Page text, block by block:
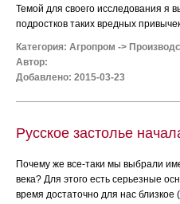
Темой для своего исследования я
подростков таких вредных
Категория: Агропром ->
Автор:
Добавлено: 2015-03-23
Русское застолье
Почему же все-таки мы выбрали
века? Для этого есть серьезные
время достаточно для нас близкое